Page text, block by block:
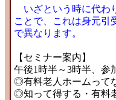
いざという時に代わ
ことで、これは身元引
で異なります。
【セミナー案内】
午後1時半～3時半、参
◎有料老人ホームって
◎知って得する・有料